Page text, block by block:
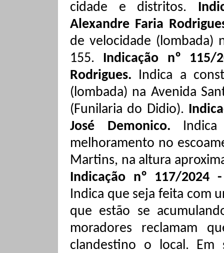
cidade e distritos.
Alexandre Faria
de velocidade (lombada)
155. Indicação nº 115/
Rodrigues. Indica a
(lombada) na Avenida
(Funilaria do Didio).
José Demonico.
melhoramento no
Martins, na altura
Indicação nº 117/2024
Indica que seja feita com
que estão se
moradores reclamam
clandestino o local. Em